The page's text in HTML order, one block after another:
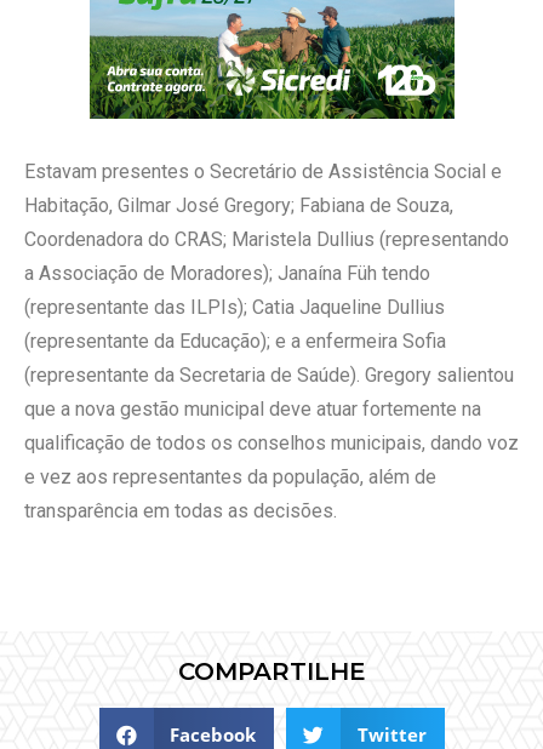
Estavam presentes o Secretário de Assistência Social e
Habitação, Gilmar José Gregory; Fabiana de Souza,
Coordenadora do CRAS; Maristela Dullius (representando
a Associação de Moradores); Janaína Füh tendo
(representante das ILPIs); Catia Jaqueline Dullius
(representante da Educação); e a enfermeira Sofia
(representante da Secretaria de Saúde). Gregory salientou
que a nova gestão municipal deve atuar fortemente na
qualificação de todos os conselhos municipais, dando voz
e vez aos representantes da população, além de
transparência em todas as decisões.
COMPARTILHE
Facebook Twitter